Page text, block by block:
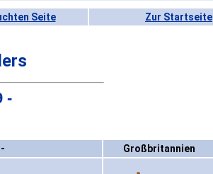
Seite Zur Startseite
-
Großbritannien